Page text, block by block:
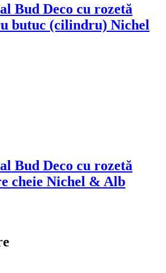
Bud Deco cu rozetă
butuc (cilindru) Nichel
Bud Deco cu rozetă
cheie Nichel & Alb